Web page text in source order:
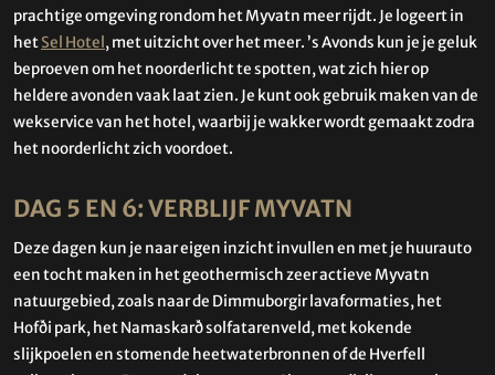
prachtige omgeving rondom het Myvatn meer rijdt. Je logeert in
hetSel Hotel , met uitzicht over het meer. ’s Avonds kun je je geluk
beproeven om het noorderlicht te spotten, wat zich hier op
heldere avonden vaak laat zien. Je kunt ook gebruik maken van de
wekservice van het hotel, waarbij je wakker wordt gemaakt zodra
het noorderlicht zich voordoet.
DAG 5 EN 6: VERBLIJF MYVATN
Deze dagen kun je naar eigen inzicht invullen en met je huurauto
een tocht maken in het geothermisch zeer actieve Myvatn
natuurgebied, zoals naar de Dimmuborgir lavaformaties, het
Hofði park, het Namaskarð solfatarenveld, met kokende
slijkpoelen en stomende heetwaterbronnen of de Hverfell